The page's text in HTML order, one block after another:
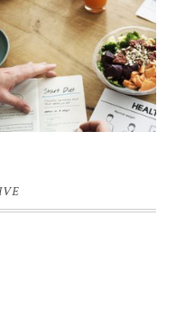
PENGALAMAN DIET
SEHAT TANPA
MENYIKSA HINGGA
BERAT BADAN IDEAL